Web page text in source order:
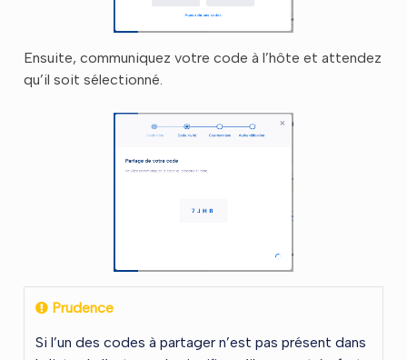
Ensuite, communiquez votre code à l’hôte et attendez
qu’il soit sélectionné.
Prudence
Si l’un des codes à partager n’est pas présent dans